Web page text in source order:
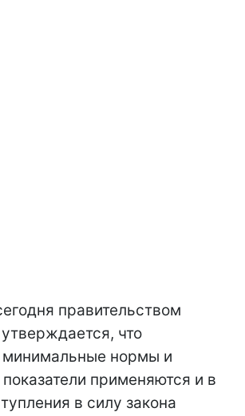
правительством
что
нормы и
применяются и в
в силу закона